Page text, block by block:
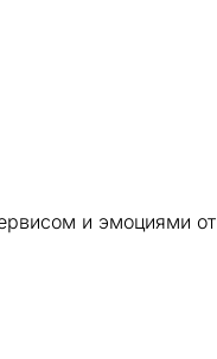
и эмоциями от